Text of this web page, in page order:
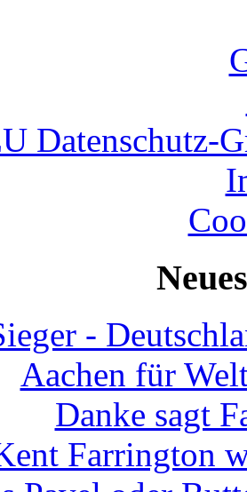
Datenschutz-
-
Aachen für
Danke sagt
Farrington